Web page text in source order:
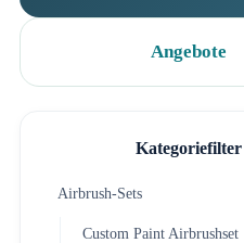
Angebote
Kategoriefilter
Airbrush-Sets
Custom Paint Airbrushset